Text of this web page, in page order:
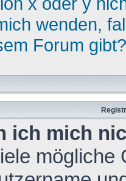
wenden,
Forum gibt?
ich mich